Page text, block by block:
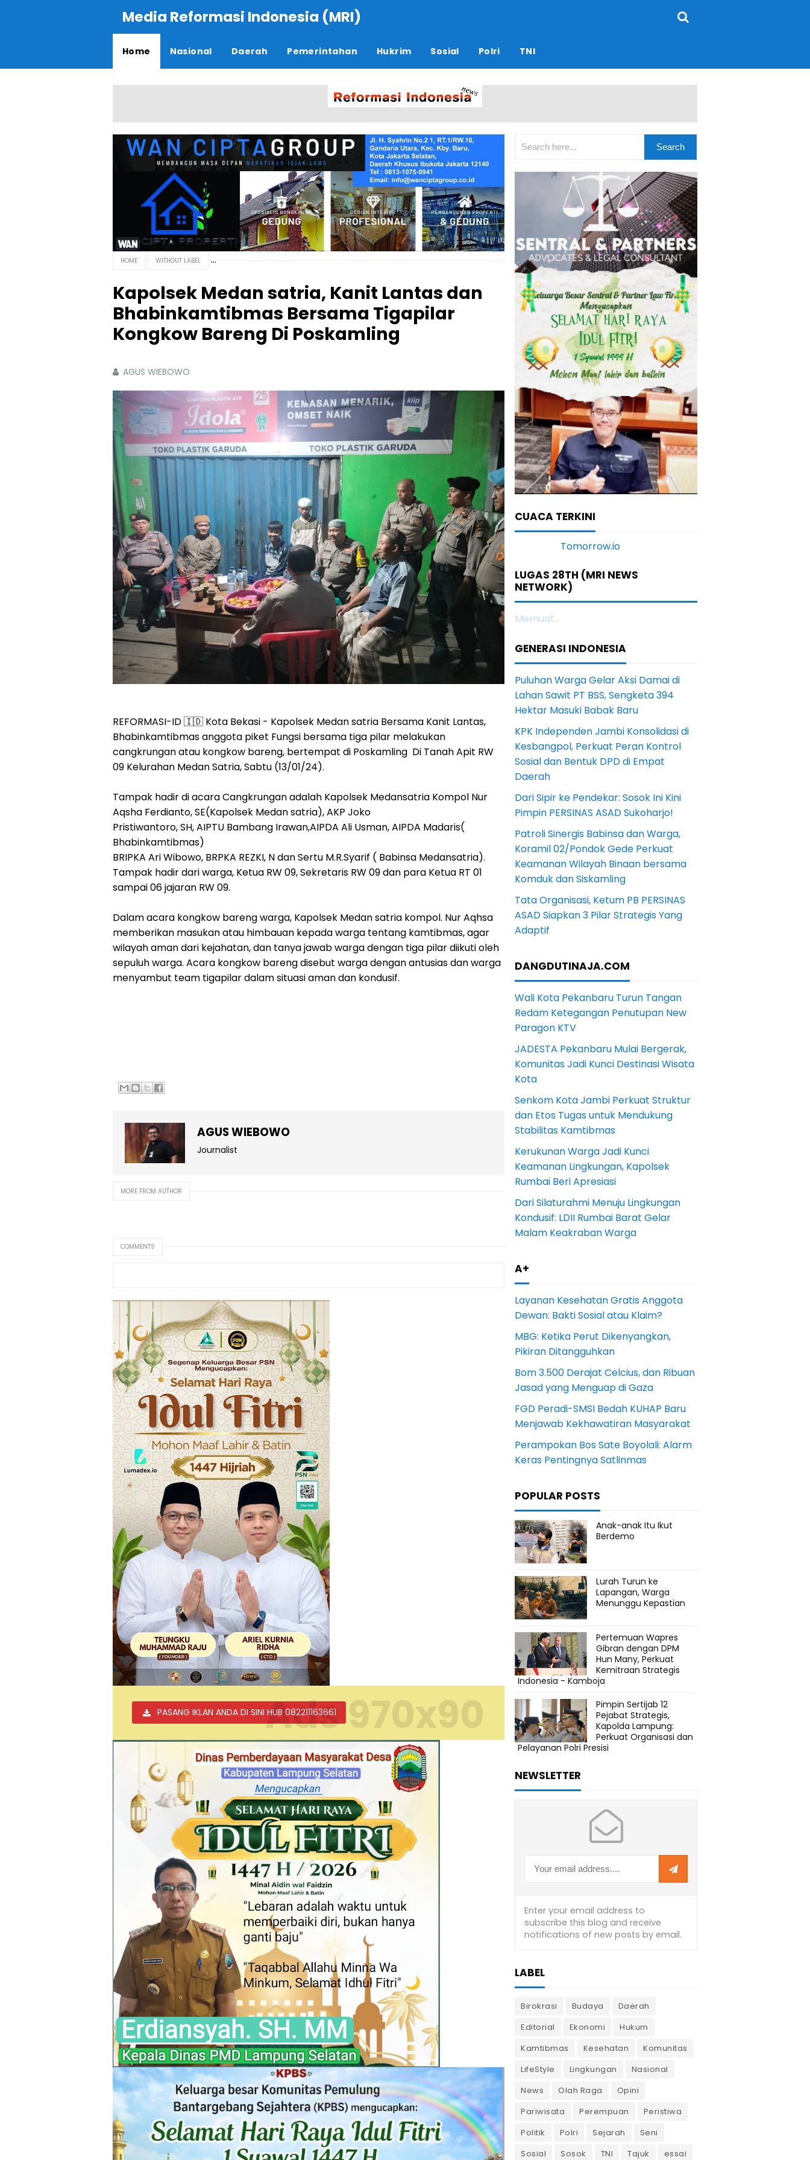
Media Reformasi Indonesia (MRI)
Home Nasional Daerah Pemerintahan Hukrim Sosial Polri TNI
HOME WITHOUT LABEL
Kapolsek Medan satria, Kanit Lantas dan
Bhabinkamtibmas Bersama Tigapilar
Kongkow Bareng Di Poskamling
AGUS WIEBOWO
REFORMASI-ID 🇮🇩 Kota Bekasi - Kapolsek Medan satria Bersama Kanit Lantas,
Bhabinkamtibmas anggota piket Fungsi bersama tiga pilar melakukan
cangkrungan atau kongkow bareng, bertempat di Poskamling Di Tanah Apit RW
09 Kelurahan Medan Satria, Sabtu (13/01/24).
Tampak hadir di acara Cangkrungan adalah Kapolsek Medansatria Kompol Nur
Aqsha Ferdianto, SE(Kapolsek Medan satria), AKP Joko
Pristiwantoro, SH, AIPTU Bambang Irawan,AIPDA Ali Usman, AIPDA Madaris(
Bhabinkamtibmas)
BRIPKA Ari Wibowo, BRPKA REZKI, N dan Sertu M.R.Syarif ( Babinsa Medansatria).
Tampak hadir dari warga, Ketua RW 09, Sekretaris RW 09 dan para Ketua RT 01
sampai 06 jajaran RW 09.
Dalam acara kongkow bareng warga, Kapolsek Medan satria kompol. Nur Aqhsa
memberikan masukan atau himbauan kepada warga tentang kamtibmas, agar
wilayah aman dari kejahatan, dan tanya jawab warga dengan tiga pilar diikuti oleh
sepuluh warga. Acara kongkow bareng disebut warga dengan antusias dan warga
menyambut team tigapilar dalam situasi aman dan kondusif.
AGUS WIEBOWO
Journalist
MORE FROM AUTHOR
COMMENTS
PASANG IKLAN ANDA DI SINI HUB 082211163661Ads 970x90
CUACA TERKINI
LUGAS 28TH (MRI NEWS
NETWORK)
Memuat...
GENERASI INDONESIA
Puluhan Warga Gelar Aksi Damai di
Lahan Sawit PT BSS, Sengketa 394
Hektar Masuki Babak Baru
KPK Independen Jambi Konsolidasi di
Kesbangpol, Perkuat Peran Kontrol
Sosial dan Bentuk DPD di Empat
Daerah
Dari Sipir ke Pendekar: Sosok Ini Kini
Pimpin PERSINAS ASAD Sukoharjo!
Patroli Sinergis Babinsa dan Warga,
Koramil 02/Pondok Gede Perkuat
Keamanan Wilayah Binaan bersama
Komduk dan Siskamling
Tata Organisasi, Ketum PB PERSINAS
ASAD Siapkan 3 Pilar Strategis Yang
Adaptif
DANGDUTINAJA.COM
Wali Kota Pekanbaru Turun Tangan
Redam Ketegangan Penutupan New
Paragon KTV
JADESTA Pekanbaru Mulai Bergerak,
Komunitas Jadi Kunci Destinasi Wisata
Kota
Senkom Kota Jambi Perkuat Struktur
dan Etos Tugas untuk Mendukung
Stabilitas Kamtibmas
Kerukunan Warga Jadi Kunci
Keamanan Lingkungan, Kapolsek
Rumbai Beri Apresiasi
Dari Silaturahmi Menuju Lingkungan
Kondusif: LDII Rumbai Barat Gelar
Malam Keakraban Warga
A+
Layanan Kesehatan Gratis Anggota
Dewan: Bakti Sosial atau Klaim?
MBG: Ketika Perut Dikenyangkan,
Pikiran Ditangguhkan
Bom 3.500 Derajat Celcius, dan Ribuan
Jasad yang Menguap di Gaza
FGD Peradi-SMSI Bedah KUHAP Baru
Menjawab Kekhawatiran Masyarakat
Perampokan Bos Sate Boyolali: Alarm
Keras Pentingnya Satlinmas
POPULAR POSTS
Anak-anak Itu Ikut
Berdemo
Lurah Turun ke
Lapangan, Warga
Menunggu Kepastian
Pertemuan Wapres
Gibran dengan DPM
Hun Many, Perkuat
Kemitraan Strategis
Indonesia - Kamboja
Pimpin Sertijab 12
Pejabat Strategis,
Kapolda Lampung:
Perkuat Organisasi dan
Pelayanan Polri Presisi
NEWSLETTER
LABEL
Birokrasi Budaya
Daerah
Editorial
Ekonomi
Hukum
Kamtibmas
Kesehatan
Komunitas
LifeStyle
Lingkungan
Nasional
News
Olah Raga
Opini
Pariwisata
Perempuan
Peristiwa
Politik
Polri Sejarah
Seni
Sosial
Sosok TNI Tajuk essai